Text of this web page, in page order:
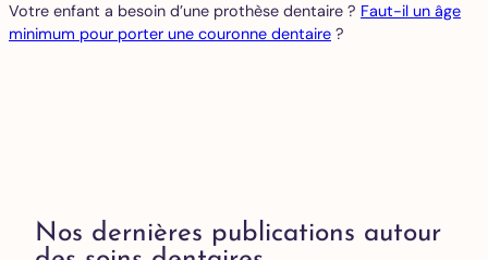
Votre enfant a besoin d’une prothèse dentaire ? Faut-il un âge
minimum pour porter une couronne dentaire ?
Nos dernières publications autour